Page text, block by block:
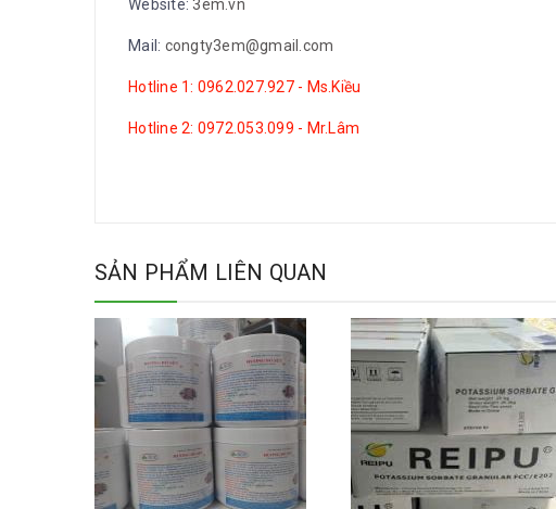
Website:3em.vn
Mail: congty3em@gmail.com
Hotline 1: 0962.027.927 - Ms.Kiều
Hotline 2: 0972.053.099 - Mr.Lâm
SẢN PHẨM LIÊN QUAN